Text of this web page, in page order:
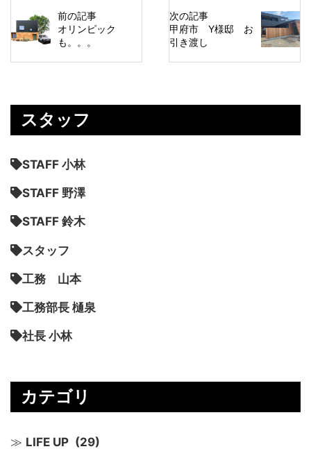
前の記事
オリンピック
も。。。
次の記事
甲府市 Y様邸 お
引き渡し
スタッフ
STAFF 小林
STAFF 野澤
STAFF 鈴木
スタッフ
工務 山本
工務部長 樋泉
社長 小林
カテゴリ
LIFE UP (29)